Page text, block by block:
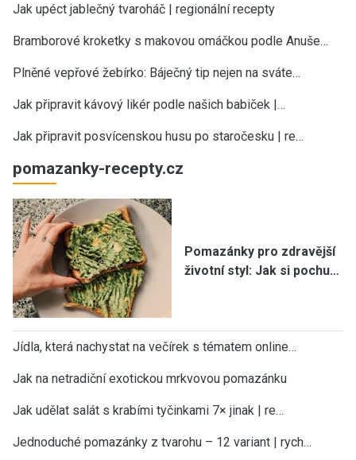
Jak upéct jablečný tvaroháč | regionální recepty
Bramborové kroketky s makovou omáčkou podle Anuše…
Plněné vepřové žebírko: Báječný tip nejen na sváte…
Jak připravit kávový likér podle našich babiček |…
Jak připravit posvícenskou husu po staročesku | re…
pomazanky-recepty.cz
Pomazánky pro zdravější
životní styl: Jak si pochu…
Jídla, která nachystat na večírek s tématem online…
Jak na netradiční exotickou mrkvovou pomazánku
Jak udělat salát s krabími tyčinkami 7× jinak | re…
Jednoduché pomazánky z tvarohu – 12 variant | rych…